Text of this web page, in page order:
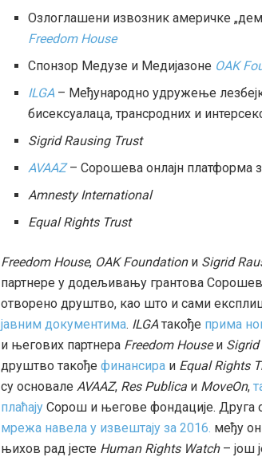
Озлоглашени извозник америчке
Freedom House
Спонзор Медузе и Медијазоне OAK
ILGA – Међународно удружење
бисексуалаца, трансродних и
Sigrid Rausing Trust
AVAAZ – Сорошева онлајн платформа
Amnesty International
Equal Rights Trust
Freedom House, OAK Foundationи Sigrid
партнере у додељивању грантова
отворено друштво, као што и сами
јавним документима. ILGAтакође прима
и његових партнера Freedom Houseи Sigrid
друштво такође финансира и Equal Rights
су основале AVAAZ, Res Publica и MoveOn,
плаћају Сорош и његове фондације. Друга
мрежа навела у извештају за 2016. међу
њихов рад јесте Human Rights Watch– још